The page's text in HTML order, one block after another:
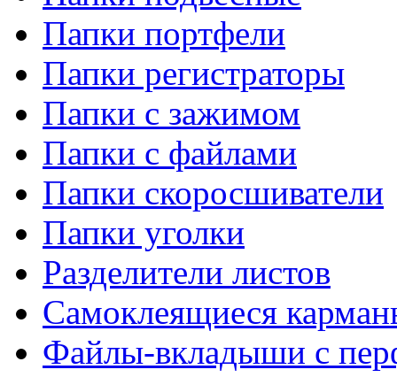
Папки портфели
Папки регистраторы
Папки с зажимом
Папки с файлами
Папки скоросшиватели
Папки уголки
Разделители листов
Самоклеящиеся
Файлы-вкладыши с